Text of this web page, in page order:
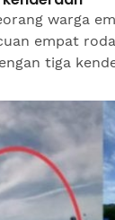
warga
empat
tiga
pada pagi...